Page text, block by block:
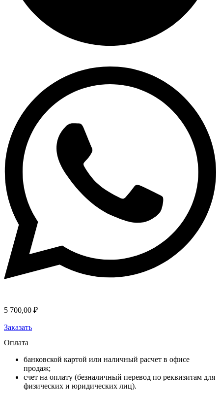
5 700,00 ₽
Заказать
Оплата
банковской картой или наличный расчет в офисе
продаж;
счет на оплату (безналичный перевод по реквизитам для
физических и юридических лиц).